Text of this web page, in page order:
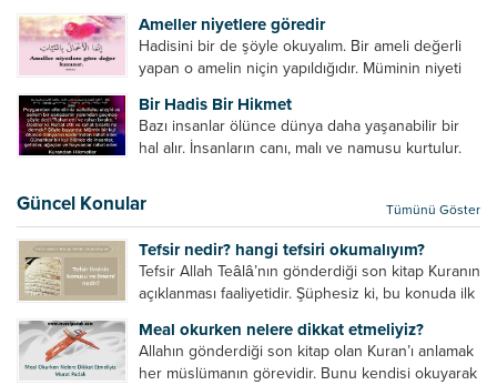
insan grubudur. Müminlerin yanında mümin gibi
duran,...
Ameller niyetlere göredir
Hadisini bir de şöyle okuyalım. Bir ameli değerli
yapan o amelin niçin yapıldığıdır. Müminin niyeti
namazın hiçbir değeri yoktur. Gösteriş için
okunan ezanın hiçbir...
Bir Hadis Bir Hikmet
Bazı insanlar ölünce dünya daha yaşanabilir bir
hal alır. İnsanların canı, malı ve namusu kurtulur.
kurtulur. Ağaçlar onun zulmünden kurtulur....
Güncel Konular Tümünü Göster
Tefsir nedir? hangi tefsiri okumalıyım?
Tefsir Allah Teâlâ’nın gönderdiği son kitap Kuranın
açıklanması faaliyetidir. Şüphesiz ki, bu konuda ilk
ayetleri peygamber efendimize soruyor. O da
bunları izah ediyor/tefsir ediyordu. “Biz sana...
Meal okurken nelere dikkat etmeliyiz?
Allahın gönderdiği son kitap olan Kuran’ı anlamak
her müslümanın görevidir. Bunu kendisi okuyarak